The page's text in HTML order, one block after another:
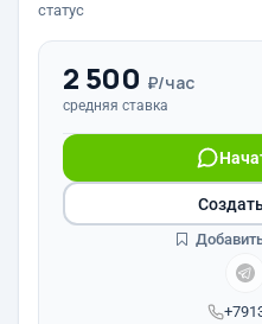
статус
2 500 ₽/час
средняя ставка